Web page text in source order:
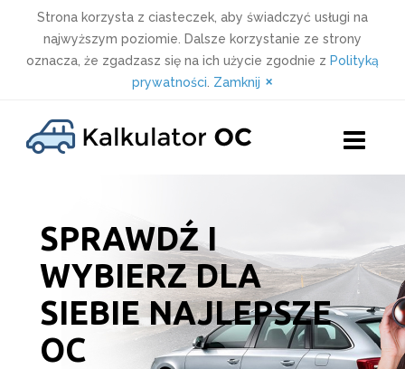
Strona korzysta z ciasteczek, aby świadczyć usługi na
najwyższym poziomie. Dalsze korzystanie ze strony
oznacza, że zgadzasz się na ich użycie zgodnie z Polityką
prywatności Zamknij ×
content
SPRAWDŹ I
WYBIERZ DLA
SIEBIE NAJLEPSZE
OC